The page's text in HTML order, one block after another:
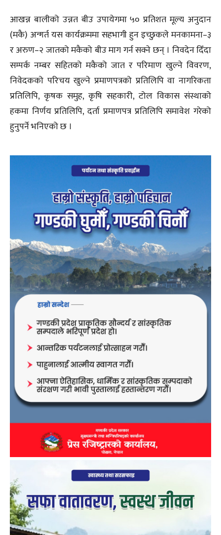
आखन्न बालीको उन्नत बीउ उपायेगमा ५० प्रतिशत मूल्य अनुदान
(मकै) अन्गर्त यस कार्यक्रममा सहभागी हुन इच्छुकले मनकामना–३
र अरुण–२ जातको मकैको बीउ माग गर्न सक्ने छन् । निवदेन दिँदा
सम्पर्क नम्बर सहितको मकैको जात र परिमाण खुल्ने विवरण,
निवेदकको परिचय खुल्ने प्रमाणपत्रको प्रतिलिपि वा नागरिकता
प्रतिलिपि, कृषक समुह, कृषि सहकारी, टोल विकास संस्थाको
हकमा निर्णय प्रतिलिपि, दर्ता प्रमाणपत्र प्रतिलिपि समावेश गरेको
हुनुपर्ने भनिएको छ ।